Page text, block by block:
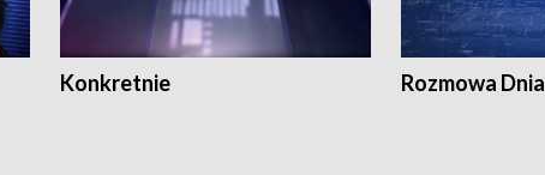
Konkretnie Rozmowa Dnia